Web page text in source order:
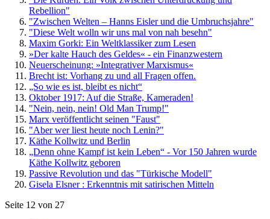
Rebellion"
"Zwischen Welten – Hanns Eisler und die Umbruchsjahre"
"Diese Welt wolln wir uns mal von nah besehn"
Maxim Gorki: Ein Weltklassiker zum Lesen
»Der kalte Hauch des Geldes« - ein Finanzwestern
Neuerscheinung: »Integrativer Marxismus«
Brecht ist: Vorhang zu und all Fragen offen.
„So wie es ist, bleibt es nicht“
Oktober 1917: Auf die Straße, Kameraden!
"Nein, nein, nein! Old Man Trump!"
Marx veröffentlicht seinen "Faust"
"Aber wer liest heute noch Lenin?"
Käthe Kollwitz und Berlin
„Denn ohne Kampf ist kein Leben“ - Vor 150 Jahren wurde
Käthe Kollwitz geboren
Passive Revolution und das "Türkische Modell"
Gisela Elsner : Erkenntnis mit satirischen Mitteln
Seite 12 von 27